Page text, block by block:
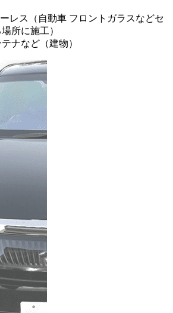
レス（自動車 フロントガラスなどセ
所に施工）
ナなど（建物）